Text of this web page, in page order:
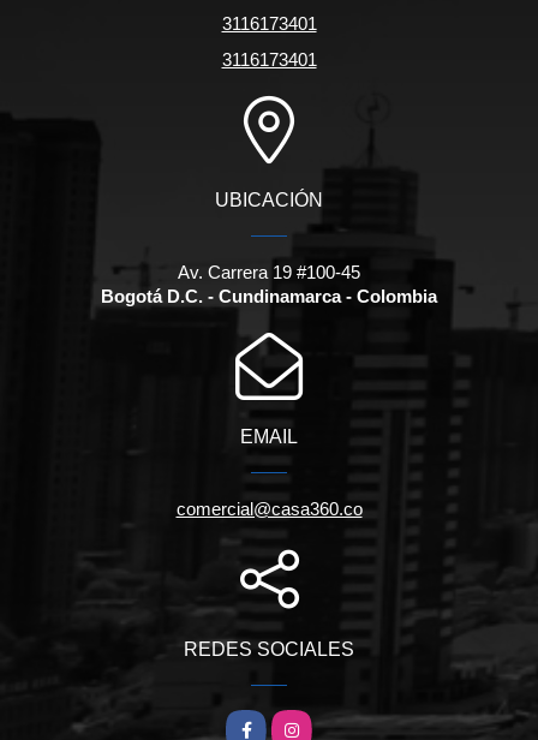
3116173401
3116173401
UBICACIÓN
Av. Carrera 19 #100-45
Bogotá D.C. - Cundinamarca - Colombia
EMAIL
comercial@casa360.co
REDES SOCIALES
FacebookInstagram